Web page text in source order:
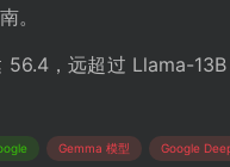
。
56.4，远超过 Llama-
Gemma 模型 Google